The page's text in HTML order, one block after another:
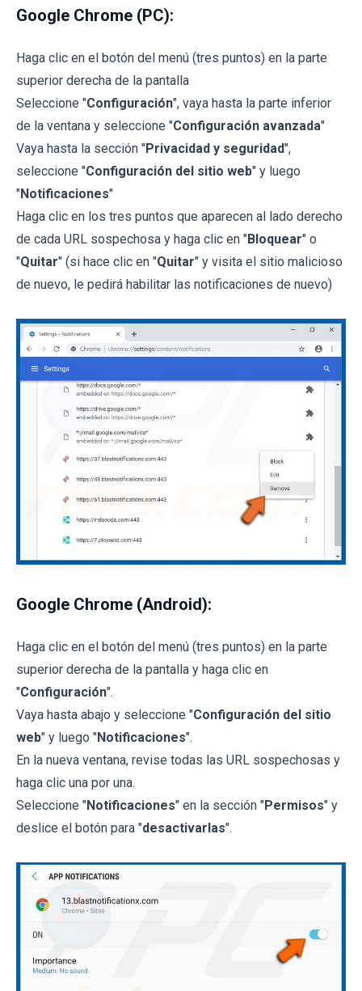
Google Chrome (PC):
Haga clic en el botón del menú (tres puntos) en la parte
superior derecha de la pantalla
Seleccione "Configuración", vaya hasta la parte inferior
de la ventana y seleccione "Configuración avanzada"
Vaya hasta la sección "Privacidad y seguridad",
seleccione "Configuración del sitio web" y luego
"Notificaciones"
Haga clic en los tres puntos que aparecen al lado derecho
de cada URL sospechosa y haga clic en "Bloquear" o
"Quitar" (si hace clic en "Quitar" y visita el sitio malicioso
de nuevo, le pedirá habilitar las notificaciones de nuevo)
Google Chrome (Android):
Haga clic en el botón del menú (tres puntos) en la parte
superior derecha de la pantalla y haga clic en
"Configuración".
Vaya hasta abajo y seleccione "Configuración del sitio
web" y luego "Notificaciones".
En la nueva ventana, revise todas las URL sospechosas y
haga clic una por una.
Seleccione "Notificaciones" en la sección "Permisos" y
deslice el botón para "desactivarlas".